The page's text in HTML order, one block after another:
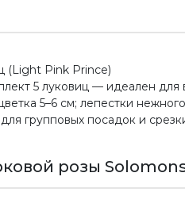
(Light Pink Prince)
5 луковиц — идеален для
5–6 см; лепестки
групповых посадок и
розы